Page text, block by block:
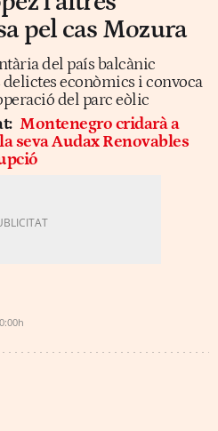
pel cas Mozura
del país balcànic
econòmics i convoca
del parc eòlic
Montenegro cridarà a
seva Audax Renovables